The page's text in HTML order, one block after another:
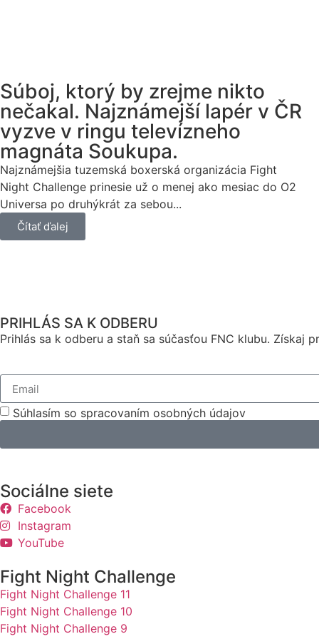
Súboj, ktorý by zrejme nikto
nečakal. Najznámejší lapér v ČR
vyzve v ringu televízneho
magnáta Soukupa.
Najznámejšia tuzemská boxerská organizácia Fight
Night Challenge prinesie už o menej ako mesiac do O2
Universa po druhýkrát za sebou...
Čítať ďalej
PRIHLÁS SA K ODBERU
Prihlás sa k odberu a staň sa súčasťou FNC klubu. Získaj
Súhlasím so spracovaním osobných údajov
Sociálne siete
Facebook
Instagram
YouTube
Fight Night Challenge
Fight Night Challenge 11
Fight Night Challenge 10
Fight Night Challenge 9